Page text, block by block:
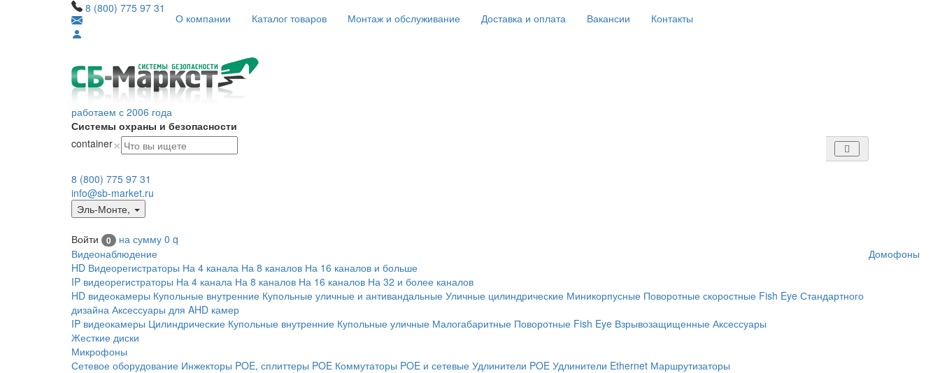
8 (800) 775 97 31
О компании Каталог товаров Монтаж и обслуживание Доставка и оплата Вакансии Контакты
работаем с 2006 года
Системы охраны и безопасности
container×
8 (800) 775 97 31
info@sb-market.ru
Эль-Монте,
Войти 0 на сумму 0 q
Видеонаблюдение
Домофоны
HD Видеорегистраторы На 4 канала На 8 каналов На 16 каналов и больше
IP видеорегистраторы На 4 канала На 8 каналов На 16 каналов На 32 и более каналов
HD видеокамеры Купольные внутренние Купольные уличные и антивандальные Уличные цилиндрические Миникорпусные Поворотные скоростные Fish Eye Стандартного
дизайна Аксессуары для AHD камер
IP видеокамеры Цилиндрические Купольные внутренние Купольные уличные Малогабаритные Поворотные Fish Eye Взрывозащищенные Аксессуары
Жесткие диски
Микрофоны
Сетевое оборудование Инжекторы POE, сплиттеры POE Коммутаторы POE и сетевые Удлинители POE Удлинители Ethernet Маршрутизаторы